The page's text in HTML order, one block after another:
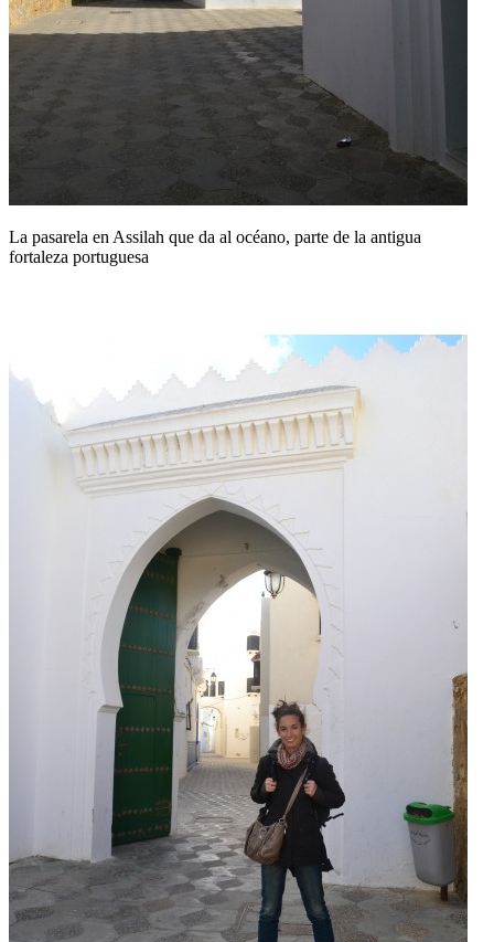
La pasarela en Assilah que da al océano, parte de la antigua
fortaleza portuguesa